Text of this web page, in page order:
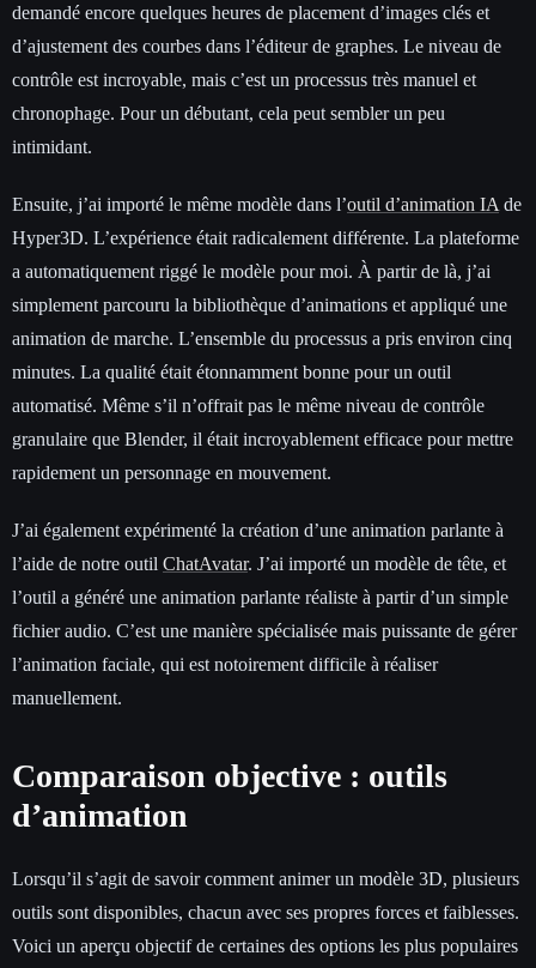
demandé encore quelques heures de placement d’images clés et
d’ajustement des courbes dans l’éditeur de graphes. Le niveau de
contrôle est incroyable, mais c’est un processus très manuel et
chronophage. Pour un débutant, cela peut sembler un peu
intimidant.
Ensuite, j’ai importé le même modèle dans l’outil d’animation IA de
Hyper3D. L’expérience était radicalement différente. La plateforme
a automatiquement riggé le modèle pour moi. À partir de là, j’ai
simplement parcouru la bibliothèque d’animations et appliqué une
animation de marche. L’ensemble du processus a pris environ cinq
minutes. La qualité était étonnamment bonne pour un outil
automatisé. Même s’il n’offrait pas le même niveau de contrôle
granulaire que Blender, il était incroyablement efficace pour mettre
rapidement un personnage en mouvement.
J’ai également expérimenté la création d’une animation parlante à
l’aide de notre outil ChatAvatar. J’ai importé un modèle de tête, et
l’outil a généré une animation parlante réaliste à partir d’un simple
fichier audio. C’est une manière spécialisée mais puissante de gérer
l’animation faciale, qui est notoirement difficile à réaliser
manuellement.
Comparaison objective : outils
d’animation
Lorsqu’il s’agit de savoir comment animer un modèle 3D, plusieurs
outils sont disponibles, chacun avec ses propres forces et faiblesses.
Voici un aperçu objectif de certaines des options les plus populaires